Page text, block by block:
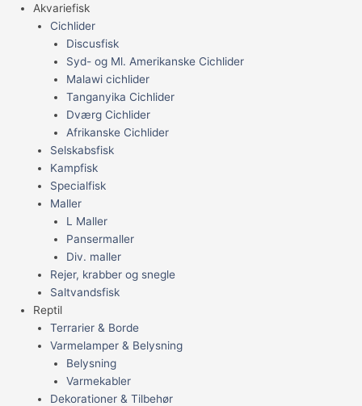
Akvariefisk
Cichlider
Discusfisk
Syd- og Ml. Amerikanske Cichlider
Malawi cichlider
Tanganyika Cichlider
Dværg Cichlider
Afrikanske Cichlider
Selskabsfisk
Kampfisk
Specialfisk
Maller
L Maller
Pansermaller
Div. maller
Rejer, krabber og snegle
Saltvandsfisk
Reptil
Terrarier & Borde
Varmelamper & Belysning
Belysning
Varmekabler
Dekorationer & Tilbehør